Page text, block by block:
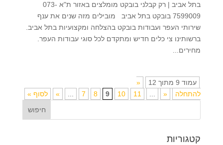
בתל אביב | רק קבלני בובקט מומלצים באזור ת"א 073-
7599009 בובקט בתל אביב מובילים מזה שנים את ענף
שירותי העפר ועבודות בובקט בהצלחה ומקצועיות בתל אביב.
ברשותינו צי כלים חדיש ומתקדם לכל סוגי עבודות העפר.
מחירים...
עמוד 9 מתוך 12
«
להתחלה
«
...
7 8 9 10 11
...
» לסוף »
קטגוריות